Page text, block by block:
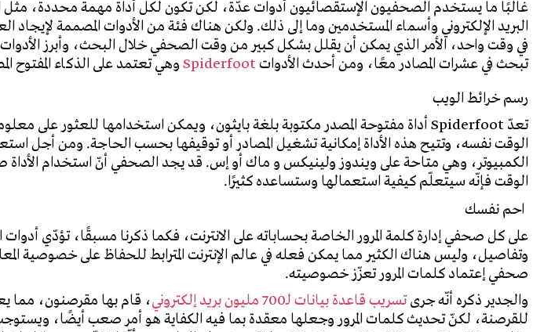
غالبًا ما يستخدم الصحفيون الإستقصائيون أدوات عدّة، لكن تكون لكل أداة مهمة محددة، مثل
البريد الإلكتروني وأسماء المستخدمين وما إلى ذلك. ولكن هناك فئة من الأدوات المصممة لإيجاد
في وقت واحد، الأمر الذي يمكن أن يقلل بشكل كبير من وقت الصحفي خلال البحث، وأبرز
تبحث في عشرات المصادر معًا، ومن أحدث الأدواتSpiderfoot وهي تعتمد على الذكاء المفتوح
رسم خرائط الويب
تعدّ Spiderfoot
الوقت نفسه، وتتيح هذه الأداة إمكانية تشغيل المصادر أو توقيفها بحسب الحاجة. ومن أجل
الكمبيوتر، وهي متاحة على ويندوز ولينيكس و ماك أو إس. قد يجد الصحفي أنّ استخدام
الوقت فإنّه سيتعلّم كيفية استعمالها وستساعده كثيرًا.
احم نفسك
على كل صحفي إدارة كلمة المرور الخاصة بحساباته على الانترنت، فكما ذكرنا مسبقًا، تؤدّي
وتفاصيل، وليس هناك الكثير مما يمكن فعله في عالم الإنترنت المترابط للحفاظ على خصوصية
صحفي إعتماد كلمات المرور تعزّز خصوصيته.
والجدير ذكره أنّه جرىتسريب قاعدة بيانات لـ700 مليون بريد إلكتروني
، قام بها مقرصنون،
للقرصنة، لكنّ تحديث كلمات المرور وجعلها معقدة بما فيه الكفاية هو أمر صعب أيضًا، ويستوجب